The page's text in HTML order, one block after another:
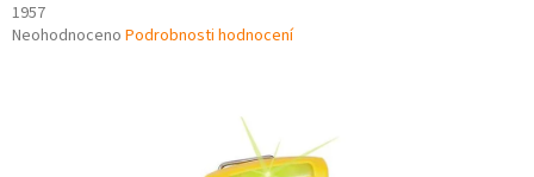
1957
Průměrné
Neohodnoceno Podrobnosti hodnocení